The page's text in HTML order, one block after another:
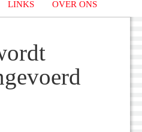
LINKS OVER ONS